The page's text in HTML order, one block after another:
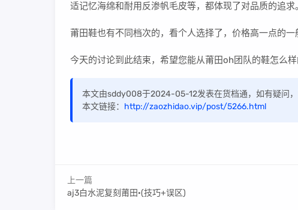
适记忆海绵和耐用反渗帆毛皮等，都体现了对品质的追求。
莆田鞋也有不同档次的，看个人选择了，价格高一点的一
今天的讨论到此结束，希望您能从莆田oh团队的鞋怎么
本文由sddy008于2024-05-12发表在货档通，如有疑问，
本文链接： http://zaozhidao.vip/post/5266.html
上一篇
aj3白水泥复刻莆田·(技巧+误区)